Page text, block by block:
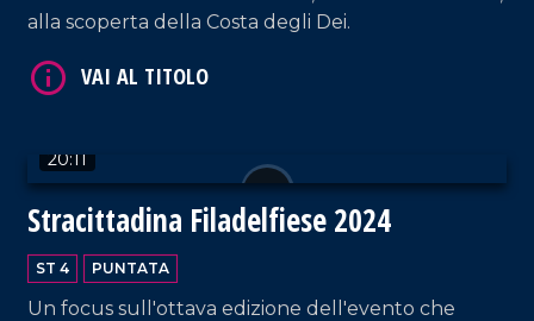
alla scoperta della Costa degli Dei.
20:11
Stracittadina Filadelfiese 2024
ST 4 PUNTATA
Un focus sull'ottava edizione dell'evento che